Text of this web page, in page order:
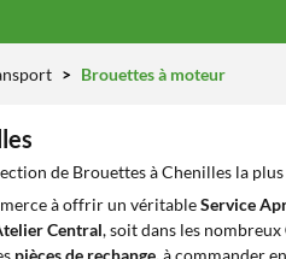
Brouettes à moteur
de Brouettes à Chenilles la plus
à offrir un véritableService
Central, soit dans les nombreux
pièces de rechange, à commander